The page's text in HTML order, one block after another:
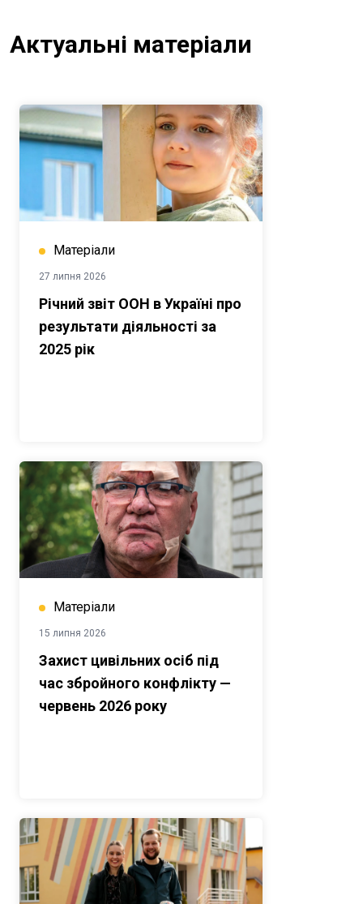
Актуальні матеріали
Матеріали
27 липня 2026
Річний звіт ООН в Україні про
результати діяльності за
2025 рік
Матеріали
15 липня 2026
Захист цивільних осіб під
час збройного конфлікту —
червень 2026 року